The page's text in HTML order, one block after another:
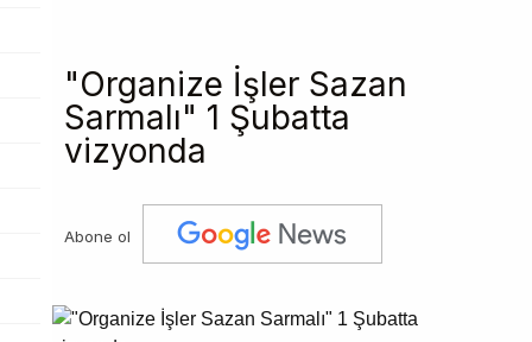
"Organize İşler Sazan
Sarmalı" 1 Şubatta
vizyonda
Abone ol